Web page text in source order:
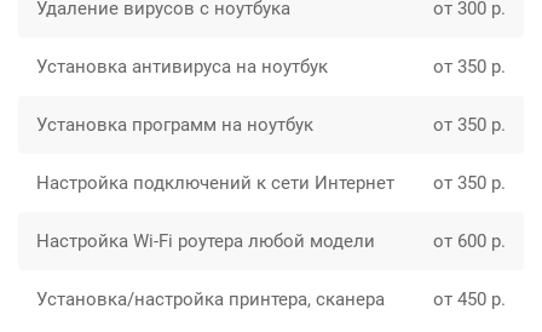
Удаление вирусов с ноутбука от 300 р.
Установка антивируса на ноутбук от 350 р.
Установка программ на ноутбук от 350 р.
Настройка подключений к сети Интернет от 350 р.
Настройка Wi-Fi роутера любой модели от 600 р.
Установка/настройка принтера, сканера от 450 р.